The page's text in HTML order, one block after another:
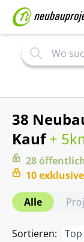
38
Kauf+
28
10exklusive
Alle
Sortieren: